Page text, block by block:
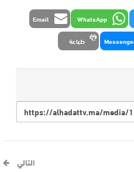
WhatsApp
Email
طباعة
التالي